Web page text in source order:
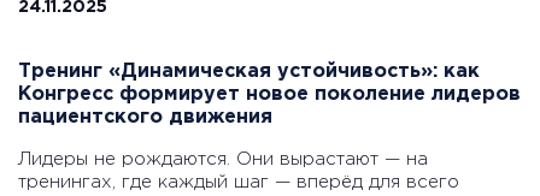
24.11.2025
Тренинг «Динамическая устойчивость»: как
Конгресс формирует новое поколение лидеров
пациентского движения
Лидеры не рождаются. Они вырастают — на
тренингах, где каждый шаг — вперёд для всего